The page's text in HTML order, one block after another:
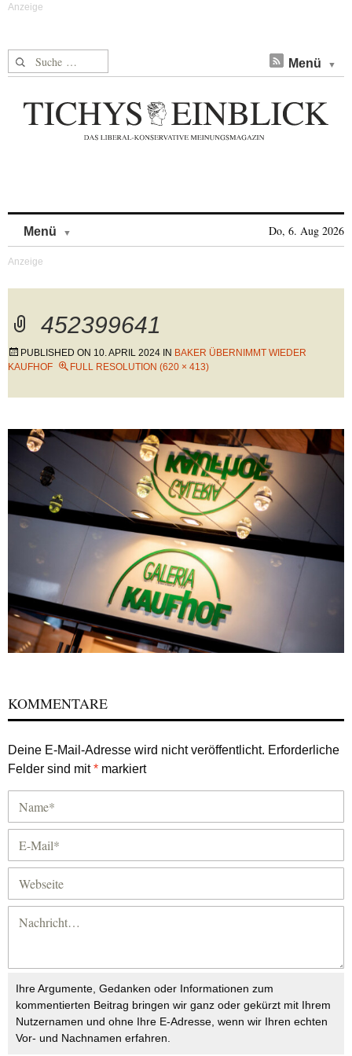
Suche nach: Menü
Menü Do, 6. Aug 2026
452399641
PUBLISHED ON 10. APRIL 2024 IN BAKER ÜBERNIMMT WIEDER
KAUFHOF
FULL RESOLUTION (620 × 413)
KOMMENTARE
Deine E-Mail-Adresse wird nicht veröffentlicht. Erforderliche
Felder sind mit* markiert
Ihre Argumente, Gedanken oder Informationen zum
kommentierten Beitrag bringen wir ganz oder gekürzt mit Ihrem
Nutzernamen und ohne Ihre E-Adresse, wenn wir Ihren echten
Vor- und Nachnamen erfahren.